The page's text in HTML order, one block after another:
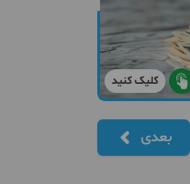
کلیک کنید
بعدی